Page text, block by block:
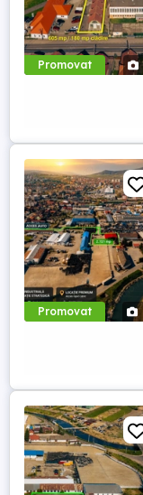
Promovat
Promovat